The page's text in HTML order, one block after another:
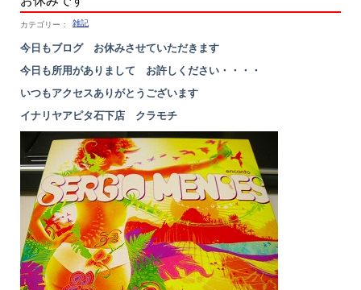
雑記
今日もブログ お休みさせていただきます
今日も所用がありまして お許しください・・・・
いつもアクセスありがとうございます
イナリヤアピタ石下店 クラモチ